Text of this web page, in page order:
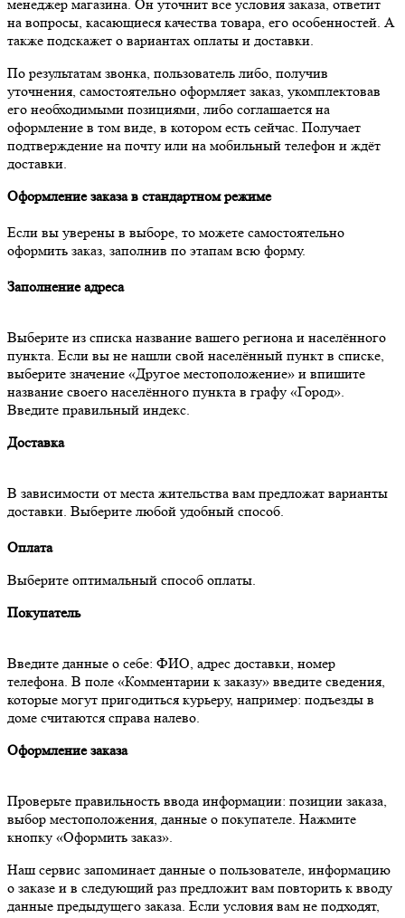
менеджер магазина. Он уточнит все условия заказа, ответит
на вопросы, касающиеся качества товара, его особенностей. А
также подскажет о вариантах оплаты и доставки.
По результатам звонка, пользователь либо, получив
уточнения, самостоятельно оформляет заказ, укомплектовав
его необходимыми позициями, либо соглашается на
оформление в том виде, в котором есть сейчас. Получает
подтверждение на почту или на мобильный телефон и ждёт
доставки.
Оформление заказа в стандартном режиме
Если вы уверены в выборе, то можете самостоятельно
оформить заказ, заполнив по этапам всю форму.
Заполнение адреса
Выберите из списка название вашего региона и населённого
пункта. Если вы не нашли свой населённый пункт в списке,
выберите значение «Другое местоположение» и впишите
название своего населённого пункта в графу «Город».
Введите правильный индекс.
Доставка
В зависимости от места жительства вам предложат варианты
доставки. Выберите любой удобный способ.
Оплата
Выберите оптимальный способ оплаты.
Покупатель
Введите данные о себе: ФИО, адрес доставки, номер
телефона. В поле «Комментарии к заказу» введите сведения,
которые могут пригодиться курьеру, например: подъезды в
доме считаются справа налево.
Оформление заказа
Проверьте правильность ввода информации: позиции заказа,
выбор местоположения, данные о покупателе. Нажмите
кнопку «Оформить заказ».
Наш сервис запоминает данные о пользователе, информацию
о заказе и в следующий раз предложит вам повторить к вводу
данные предыдущего заказа. Если условия вам не подходят,